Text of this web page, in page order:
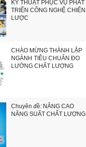
KỸ THUẬT PHỤC VỤ PHÁT
TRIỂN CÔNG NGHỆ CHIẾN
LƯỢC
CHÀO MỪNG THÀNH LẬP
NGÀNH TIÊU CHUẨN ĐO
LƯỜNG CHẤT LƯỢNG
Chuyên đề: NÂNG CAO
NĂNG SUẤT CHẤT LƯỢNG